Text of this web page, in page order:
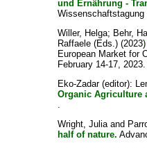
und Ernährung -
Willer, Helga; Behr,
Raffaele (Eds.)
European Market for
February 14-17,
Eko-Zadar (editor):
Organic Agriculture
.
Wright, Juliaand
half of nature.